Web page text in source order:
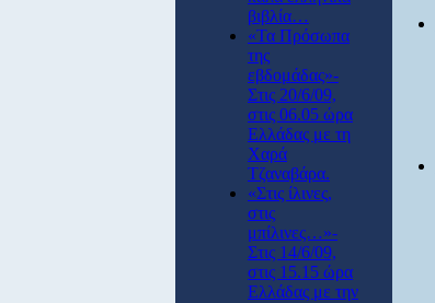
βιβλία…
«Τα Πρόσωπα
της
εβδομάδας»-
Στις 20/6/09,
στις 06.05 ώρα
Ελλάδας με τη
Χαρά
Τζαναβάρα.
«Στις ίλινες,
στις
μπίλινες…»-
Στις 14/6/09,
στις 15.15 ώρα
Ελλάδας με την